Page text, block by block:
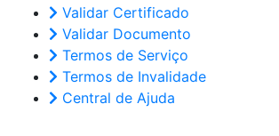
Validar Certificado
Validar Documento
Termos de Serviço
Termos de Invalidade
Central de Ajuda